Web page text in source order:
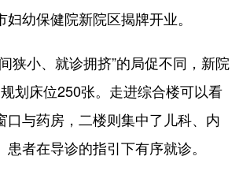
幼保健院新院区揭牌开业。
小、就诊拥挤”的局促不同，新院
划床位250张。走进综合楼可以看
口与药房，二楼则集中了儿科、内
者在导诊的指引下有序就诊。